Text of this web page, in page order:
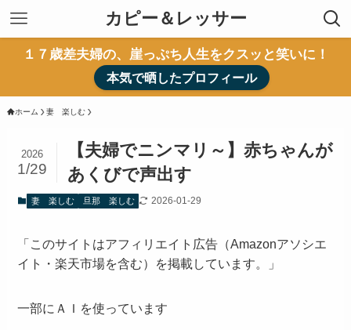
カピー＆レッサー
１７歳差夫婦の、崖っぷち人生をクスッと笑いに！
本気で晒したプロフィール
ホーム 妻 楽しむ
【夫婦でニンマリ～】赤ちゃんが
あくびで声出す
2026
1/29
妻 楽しむ 旦那 楽しむ 2026-01-29
「このサイトはアフィリエイト広告（Amazonアソシエ
イト・楽天市場を含む）を掲載しています。」
一部にＡＩを使っています